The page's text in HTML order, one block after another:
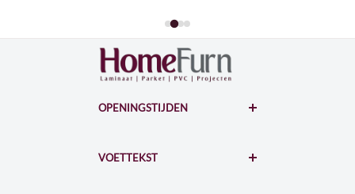
OPENINGSTIJDEN
Hollantlaan 7-A
VOETTEKST